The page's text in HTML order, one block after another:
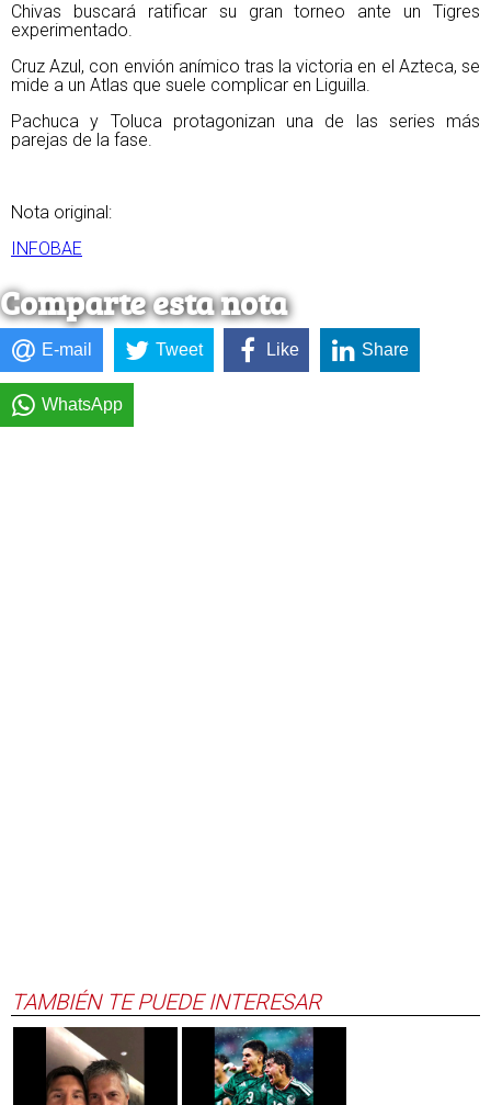
Chivas buscará ratificar su gran torneo ante un Tigres
experimentado.
Cruz Azul, con envión anímico tras la victoria en el Azteca, se
mide a un Atlas que suele complicar en Liguilla.
Pachuca y Toluca protagonizan una de las series más
parejas de la fase.
Nota original:
INFOBAE
Comparte esta nota
E-mail Tweet Like Share
WhatsApp
TAMBIÉN TE PUEDE INTERESAR